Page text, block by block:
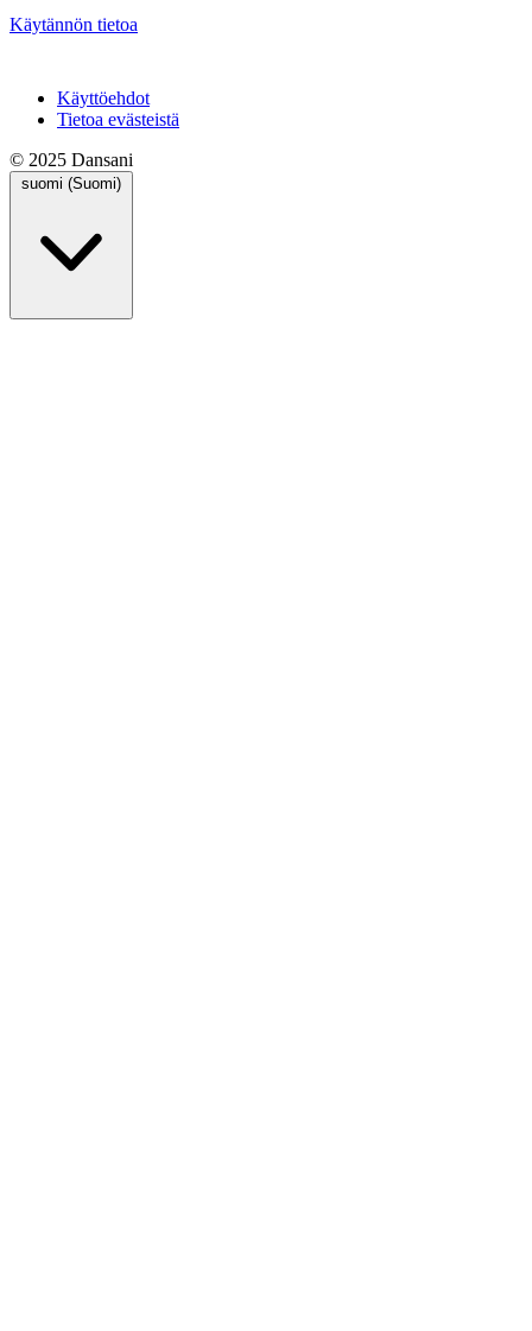
Käytännön tietoa
Käyttöehdot
Tietoa evästeistä
© 2025 Dansani
suomi (Suomi)